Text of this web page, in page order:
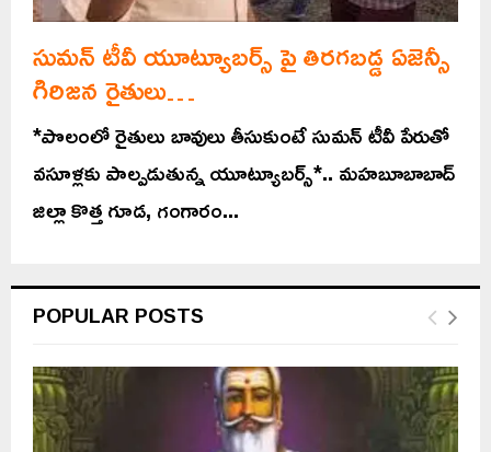
సుమన్ టీవీ యూట్యూబర్స్ పై తిరగబడ్డ ఏజెన్సీ
గిరిజన రైతులు…
*పొలంలో రైతులు బావులు తీసుకుంటే సుమన్ టీవీ పేరుతో
వసూళ్లకు పాల్పడుతున్న యూట్యూబర్స్*.. మహబూబాబాద్
జిల్లా కొత్త గూడ, గంగారం...
POPULAR POSTS